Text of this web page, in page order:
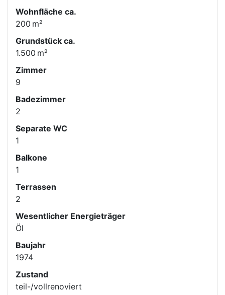
Wohnfläche ca.
200 m²
Grund­stück ca.
1.500 m²
Zimmer
9
Badezimmer
2
Separate WC
1
Balkone
1
Terrassen
2
Wesentlicher Energieträger
Öl
Baujahr
1974
Zustand
teil-/vollrenoviert